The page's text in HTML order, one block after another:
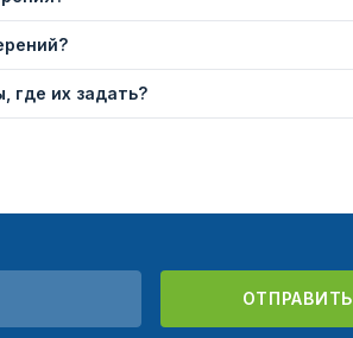
где их задать?
ОТПРАВИТЬ